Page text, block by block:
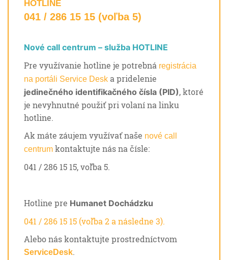
HOTLINE
041 / 286 15 15 (voľba 5)
Nové call centrum – služba HOTLINE
Pre využívanie hotline je potrebná registrácia
na portáli Service Desk a pridelenie
jedinečného identifikačného čísla (PID), ktoré
je nevyhnutné použiť pri volaní na linku
hotline.
Ak máte záujem využívať naše nové call
centrum kontaktujte nás na čísle:
041 / 286 15 15, voľba 5.
Hotline pre Humanet Dochádzku
041 / 286 15 15 (voľba 2 a následne 3).
Alebo nás kontaktujte prostredníctvom
ServiceDesk.